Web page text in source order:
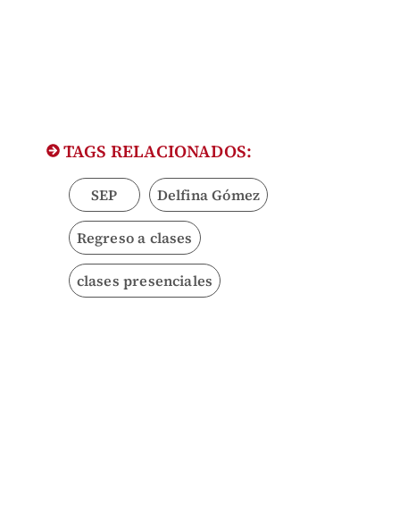
TAGS RELACIONADOS:
SEP Delfina Gómez
Regreso a clases
clases presenciales